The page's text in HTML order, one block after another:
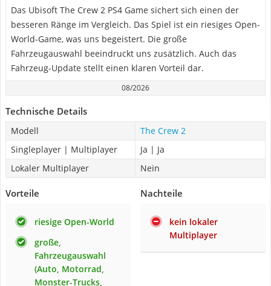
Das Ubisoft The Crew 2 PS4 Game sichert sich einen der
besseren Ränge im Vergleich. Das Spiel ist ein riesiges Open-
World-Game, was uns begeistert. Die große
Fahrzeugauswahl beeindruckt uns zusätzlich. Auch das
Fahrzeug-Update stellt einen klaren Vorteil dar.
08/2026
Technische Details
Modell
The Crew 2
Singleplayer | Multiplayer
Ja | Ja
Lokaler Multiplayer
Nein
Vorteile
riesige Open-World
große,
Fahrzeugauswahl
(Auto, Motorrad,
Monster-Trucks,
Nachteile
kein lokaler
Multiplayer